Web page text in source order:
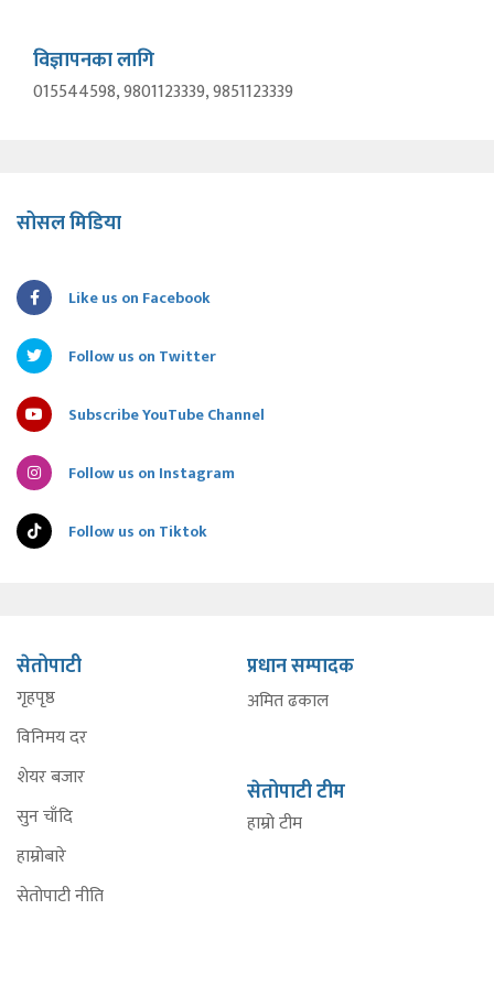
विज्ञापनका लागि
015544598, 9801123339, 9851123339
सोसल मिडिया
Like us on Facebook
Follow us on Twitter
Subscribe YouTube Channel
Follow us on Instagram
Follow us on Tiktok
सेतोपाटी
गृहपृष्ठ
विनिमय दर
शेयर बजार
सुन चाँदि
हाम्रोबारे
सेतोपाटी नीति
प्रधान सम्पादक
अमित ढकाल
सेतोपाटी टीम
हाम्रो टीम